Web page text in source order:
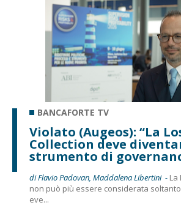
BANCAFORTE TV
Violato (Augeos): “La
Collection deve
strumento di
di Flavio Padovan, Maddalena Libertini - La
non può più essere considerata
eve...